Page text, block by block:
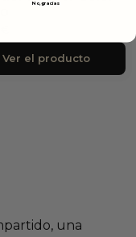
Ver el producto
una
No, gracias